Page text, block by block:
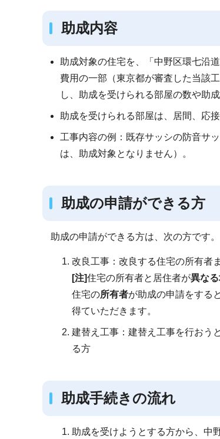
助成内容
助成対象の住宅を、「中野区環七沿
費用の一部（東京都が審査した当該
し、助成を受けられる部屋の数や助
助成を受けられる部屋は、居間、応
工事内容の例：既存サッシの防音サ
は、助成対象となりません）。
助成の申請ができる方
助成の申請ができる方は、次の方です。
改良工事：改良する住宅の所有者
[注]住宅の所有者と居住者が異な
住宅の所有者が助成の申請をする
得ていただきます。
建替え工事：建替え工事を行おう
る方
助成手続きの流れ
助成を受けようとする方から、中